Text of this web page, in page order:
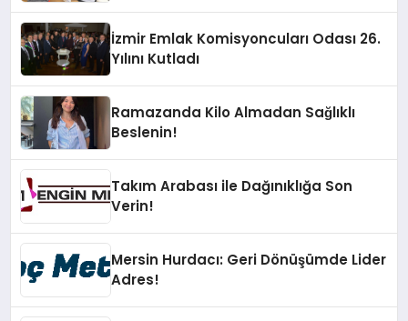
İzmir Emlak Komisyoncuları Odası 26.
Yılını Kutladı
Ramazanda Kilo Almadan Sağlıklı
Beslenin!
Takım Arabası ile Dağınıklığa Son
Verin!
Mersin Hurdacı: Geri Dönüşümde Lider
Adres!